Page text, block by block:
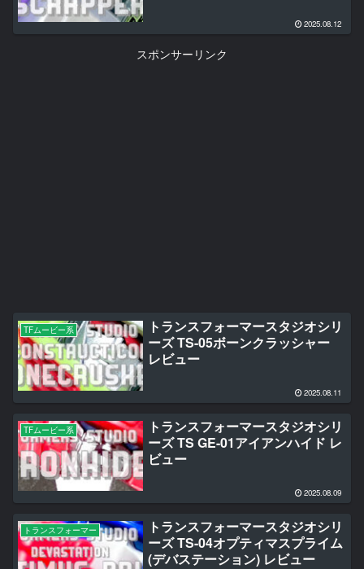
2025.08.12
スポンサーリンク
TFムービー系
トランスフォーマースタジオシリ
ーズ TS-05ボーンクラッシャー
レビュー
2025.08.11
TFムービー系
トランスフォーマースタジオシリ
ーズ TS GE-01アイアンハイド レ
ビュー
2025.08.09
トランスフォーマー
トランスフォーマースタジオシリ
ーズ TS-04オプティマスプライム
(デバステーション) レビュー